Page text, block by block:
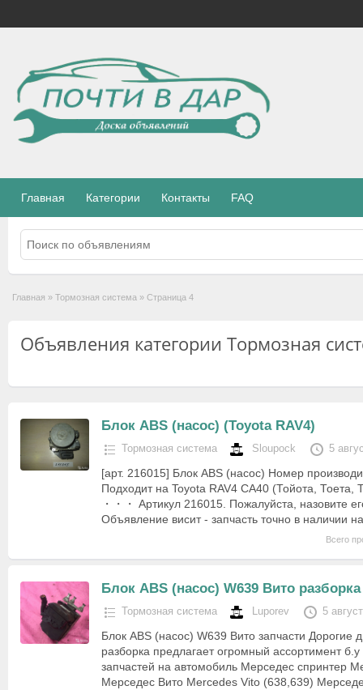
Главная Категории Контакты FAQ
Главная » Тормозная система » Страница 4
Объявления категории Тормозная
Блок ABS (насос) (Toyota RAV4)
Тормозная система Sloupock 5
[арт. 216015] Блок ABS (насос) Номер
Подходит на Toyota RAV4 CA40 (Тойота, Тоета,
・・・ Артикул 216015. Пожалуйста, назовите
Объявление висит - запчасть точно в наличии
Всего
Блок ABS (насос) W639 Вито разборка
Тормозная система Luporev 5
Блок ABS (насос) W639 Вито запчасти Дорогие
разборка предлагает огромный ассортимент
запчастей на автомобиль Мерседес спринтер
Мерседес Вито Mercedes Vito (638,639)